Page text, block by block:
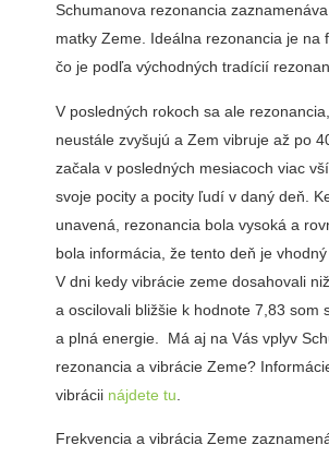
Schumanova rezonancia
matky Zeme. Ideálna rezonancia je na
čo je podľa východných tradícií
V posledných rokoch sa ale
neustále zvyšujú a Zem vibruje až po
začala v posledných mesiacoch viac
svoje pocity a pocity ľudí v daný deň.
unavená, rezonancia bola vysoká a
bola informácia, že tento deň je
V dni kedy vibrácie zeme dosahovali
a oscilovali bližšie k hodnote 7,83 som
a plná energie. Má aj na Vás vplyv
rezonancia a vibrácie Zeme?
vibrácii nájdete tu
Frekvencia a vibrácia Zeme